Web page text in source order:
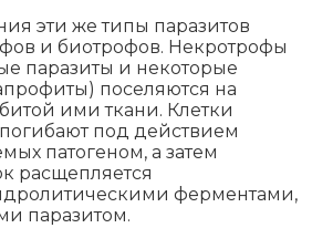
эти же типы паразитов
и биотрофов. Некротрофы
паразиты и некоторые
поселяются на
ими ткани. Клетки
под действием
патогеном, а затем
расщепляется
ферментами,
паразитом.